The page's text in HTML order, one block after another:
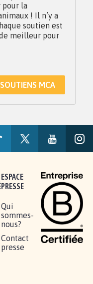
pour la
! Il n’y a
soutien est
meilleur pour
MCA
ESPACE
PRESSE
Qui
sommes-
nous?
Contact
presse